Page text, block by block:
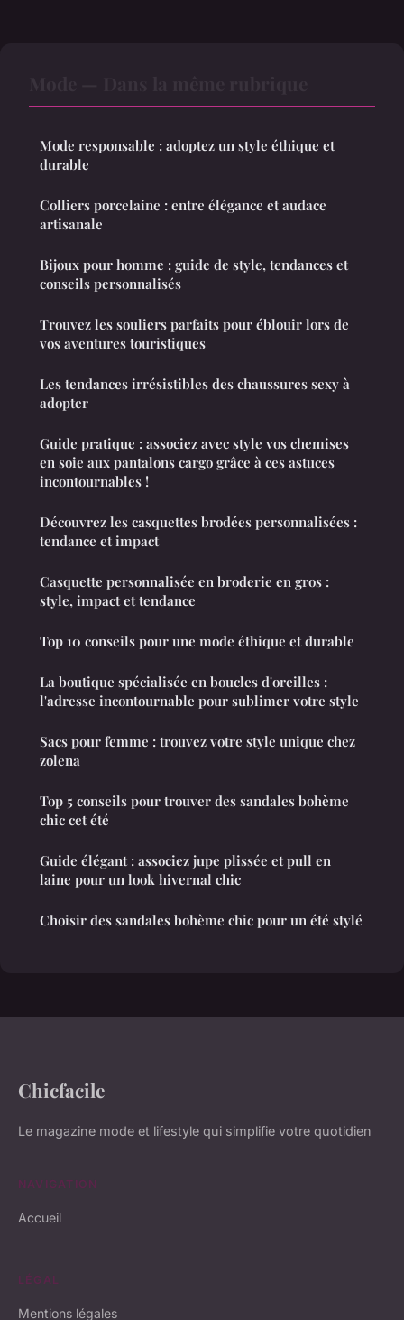
Mode responsable : adoptez un style éthique et
durable
Colliers porcelaine : entre élégance et audace
artisanale
Bijoux pour homme : guide de style, tendances et
conseils personnalisés
Trouvez les souliers parfaits pour éblouir lors de
vos aventures touristiques
Les tendances irrésistibles des chaussures sexy à
adopter
Guide pratique : associez avec style vos chemises
en soie aux pantalons cargo grâce à ces astuces
incontournables !
Découvrez les casquettes brodées personnalisées :
tendance et impact
Casquette personnalisée en broderie en gros :
style, impact et tendance
Top 10 conseils pour une mode éthique et durable
La boutique spécialisée en boucles d'oreilles :
l'adresse incontournable pour sublimer votre style
Sacs pour femme : trouvez votre style unique chez
zolena
Top 5 conseils pour trouver des sandales bohème
chic cet été
Guide élégant : associez jupe plissée et pull en
laine pour un look hivernal chic
Choisir des sandales bohème chic pour un été stylé
Chicfacile
Le magazine mode et lifestyle qui simplifie votre quotidien
NAVIGATION
Accueil
LÉGAL
Mentions légales